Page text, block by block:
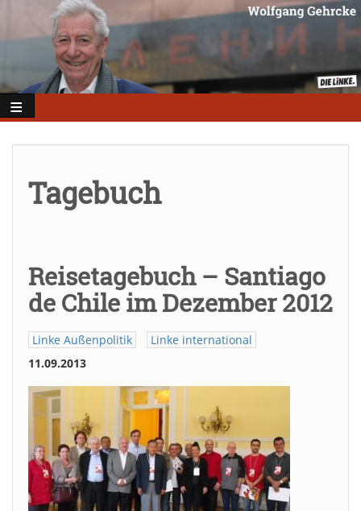
Inhalt
Tagebuch
Reisetagebuch – Santiago
de Chile im Dezember 2012
Linke Außenpolitik
Linke international
11.09.2013